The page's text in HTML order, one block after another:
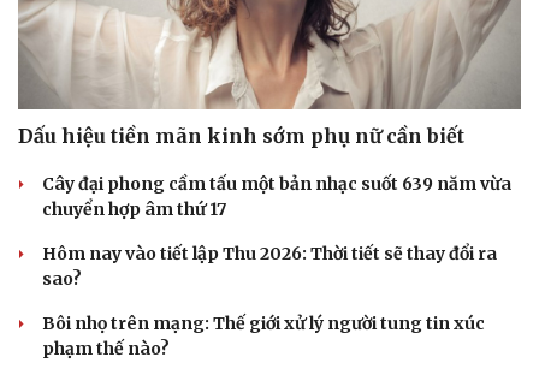
Dấu hiệu tiền mãn kinh sớm phụ nữ cần biết
Cây đại phong cầm tấu một bản nhạc suốt 639 năm vừa
chuyển hợp âm thứ 17
Hôm nay vào tiết lập Thu 2026: Thời tiết sẽ thay đổi ra
sao?
Bôi nhọ trên mạng: Thế giới xử lý người tung tin xúc
phạm thế nào?